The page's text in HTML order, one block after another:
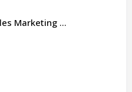
Jasmin Schwanke – Digitales Marketing & KI-gestützte Contenterstellung